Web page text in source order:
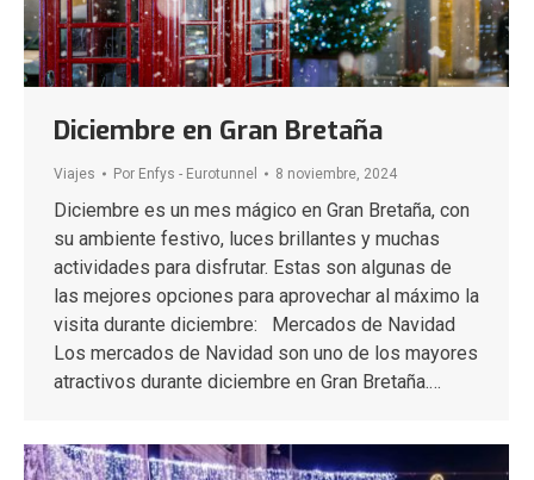
Diciembre en Gran Bretaña
Viajes Por Enfys - Eurotunnel 8 noviembre, 2024
Diciembre es un mes mágico en Gran Bretaña, con
su ambiente festivo, luces brillantes y muchas
actividades para disfrutar. Estas son algunas de
las mejores opciones para aprovechar al máximo la
visita durante diciembre: Mercados de Navidad
Los mercados de Navidad son uno de los mayores
atractivos durante diciembre en Gran Bretaña.…